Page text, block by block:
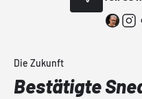
Die Zukunft
Bestätigte